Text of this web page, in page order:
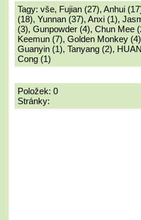
Tagy: vše, Fujian (27), Anhui
(18), Yunnan (37), Anxi (1),
(3), Gunpowder (4), Chun Mee
Keemun (7), Golden Monkey (4)
Guanyin (1), Tanyang (2),
Cong (1)
Položek: 0
Stránky: